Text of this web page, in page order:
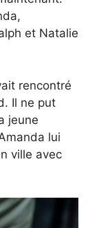
et Natalie
rencontré
Il ne put
jeune
lui
ville avec